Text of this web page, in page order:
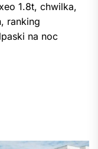
1.8t, chwilka,
ranking
na noc